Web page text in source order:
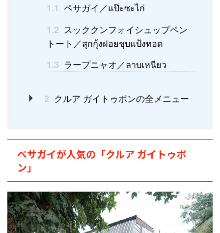
1.1 ペサガイ／แป๊ะซะไก่
1.2 スッククンフォイシュップペン
トート／สุกกุ้งฝอยชุบแป้งทอด
1.3 ラープニャオ／ลาบเหนียว
2 クルア ガイトゥポンの全メニュー
ペサガイが人気の「クルア ガイトゥポ
ン」